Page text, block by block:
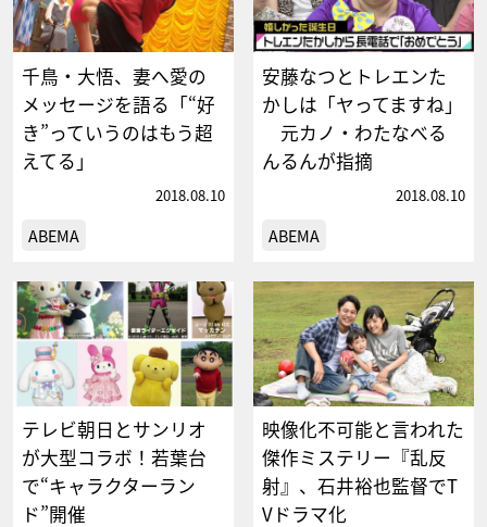
千鳥・大悟、妻へ愛の
メッセージを語る「“好
き”っていうのはもう超
えてる」
2018.08.10
ABEMA
安藤なつとトレエンた
かしは「ヤってますね」
元カノ・わたなべる
んるんが指摘
2018.08.10
ABEMA
テレビ朝日とサンリオ
が大型コラボ！若葉台
で“キャラクターラン
ド”開催
映像化不可能と言われた
傑作ミステリー『乱反
射』、石井裕也監督でT
Vドラマ化